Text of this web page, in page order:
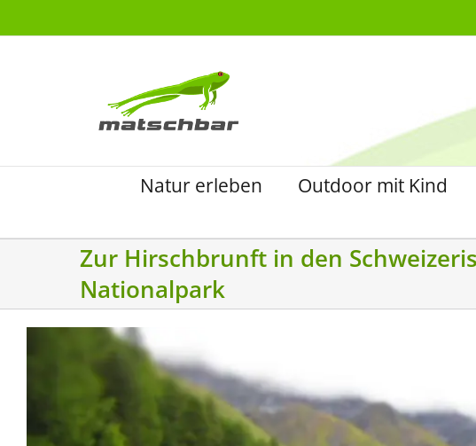
Natur erleben Outdoor mit Kind
Zur Hirschbrunft in den
Nationalpark